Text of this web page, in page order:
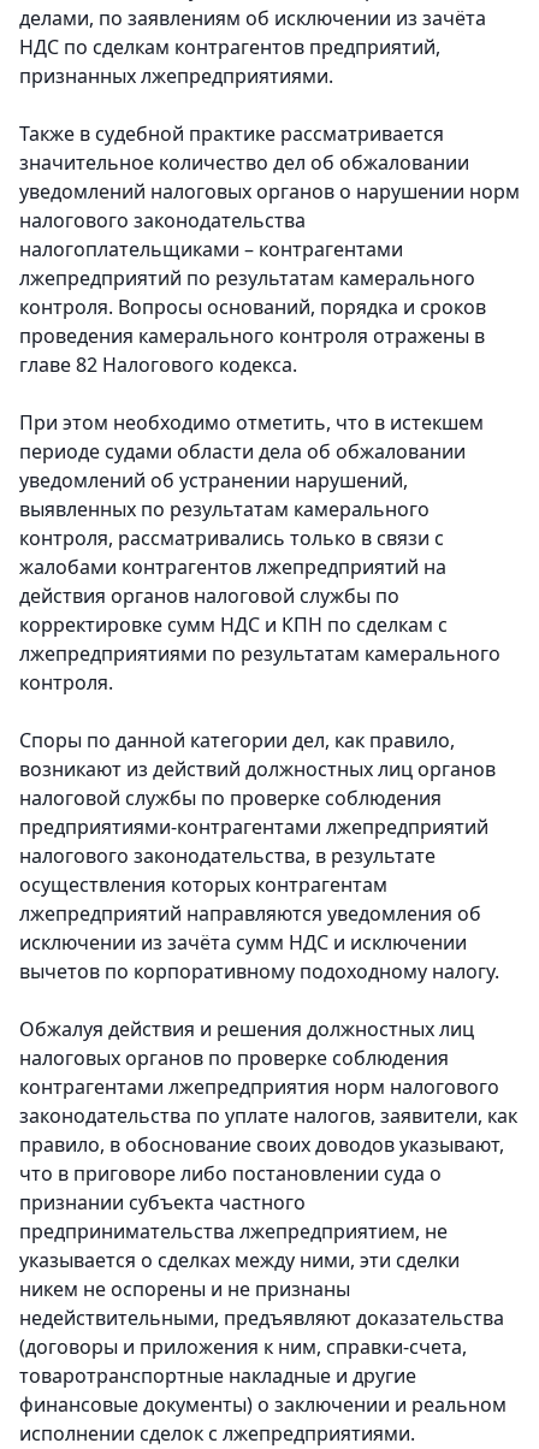
делами, по заявлениям об исключении из зачёта
НДС по сделкам контрагентов предприятий,
признанных лжепредприятиями.
Также в судебной практике рассматривается
значительное количество дел об обжаловании
уведомлений налоговых органов о нарушении норм
налогового законодательства
налогоплательщиками – контрагентами
лжепредприятий по результатам камерального
контроля. Вопросы оснований, порядка и сроков
проведения камерального контроля отражены в
главе 82 Налогового кодекса.
При этом необходимо отметить, что в истекшем
периоде судами области дела об обжаловании
уведомлений об устранении нарушений,
выявленных по результатам камерального
контроля, рассматривались только в связи с
жалобами контрагентов лжепредприятий на
действия органов налоговой службы по
корректировке сумм НДС и КПН по сделкам с
лжепредприятиями по результатам камерального
контроля.
Споры по данной категории дел, как правило,
возникают из действий должностных лиц органов
налоговой службы по проверке соблюдения
предприятиями-контрагентами лжепредприятий
налогового законодательства, в результате
осуществления которых контрагентам
лжепредприятий направляются уведомления об
исключении из зачёта сумм НДС и исключении
вычетов по корпоративному подоходному налогу.
Обжалуя действия и решения должностных лиц
налоговых органов по проверке соблюдения
контрагентами лжепредприятия норм налогового
законодательства по уплате налогов, заявители, как
правило, в обоснование своих доводов указывают,
что в приговоре либо постановлении суда о
признании субъекта частного
предпринимательства лжепредприятием, не
указывается о сделках между ними, эти сделки
никем не оспорены и не признаны
недействительными, предъявляют доказательства
(договоры и приложения к ним, справки-счета,
товаротранспортные накладные и другие
финансовые документы) о заключении и реальном
исполнении сделок с лжепредприятиями.